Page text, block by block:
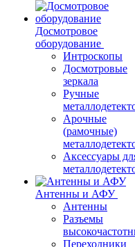
Досмотровое
оборудование
Интроскопы
Досмотровые
зеркала
Ручные
Арочные
(рамочные)
Аксессуары
Антенны и АФУ
Антенны
Разъемы
Переходники